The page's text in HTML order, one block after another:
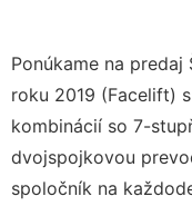
Ponúkame na
roku 2019 (Facelift)
kombinácií so 7-
dvojspojkovou
spoločník na